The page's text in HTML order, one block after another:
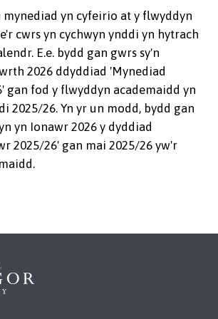
yn cyfeirio at y flwyddyn
cwrs yn cychwyn ynddi yn hytrach
E.e. bydd gan gwrs sy'n
2026 ddyddiad 'Mynediad
gan fod y flwyddyn academaidd yn
2025/26. Yn yr un modd, bydd gan
yn Ionawr 2026 y dyddiad
2025/26' gan mai 2025/26 yw'r